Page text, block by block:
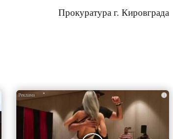
Прокуратура г. Кировграда
i